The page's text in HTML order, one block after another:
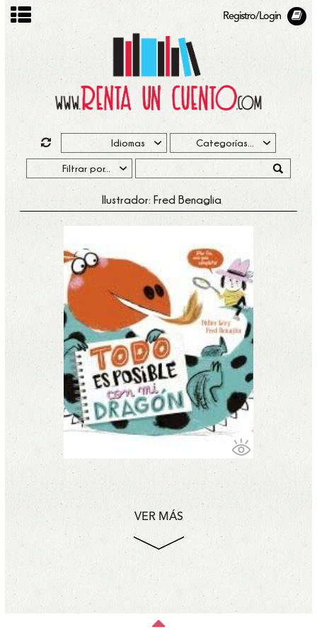
Registro/Login
Ilustrador: Fred Benaglia
VER MÁS